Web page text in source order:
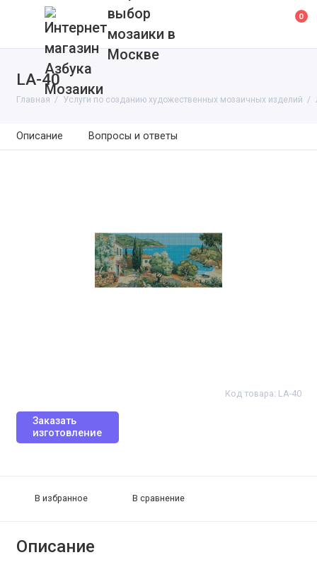
выбор
мозаики в
Москве
0
LA-40
Главная Услуги по созданию художественных мозаичных изделий
Описание Вопросы и ответы
Код товара: LA-40
Заказать
изготовление
В избранное В сравнение
Описание